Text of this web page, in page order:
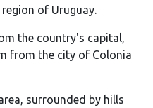
of Uruguay.
the country's capital,
from the city of Colonia
surrounded by hills